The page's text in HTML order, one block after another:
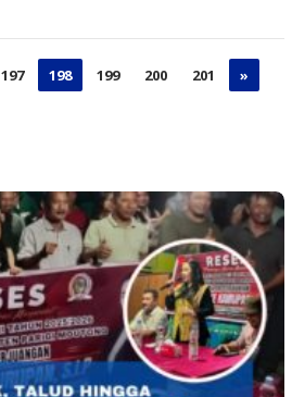
197 198 199 200 201 »